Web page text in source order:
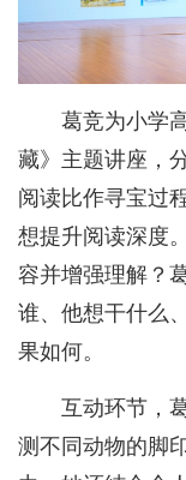
葛竞为小学
藏》主题讲座，
阅读比作寻宝过
想提升阅读深度
容并增强理解？
谁、他想干什么
果如何。
互动环节，
测不同动物的脚